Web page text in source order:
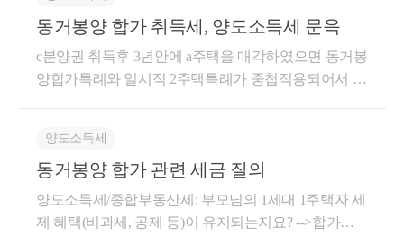
이외의 자녀들로부터 생활비 지원을 받았으며, 쟁점외
주택(1층)을 임대하여 세입자들로부터 지급받는 월세
및 청구인 어머니의 청소업 등 일용직 종사를 통한 일
정한 수입 등이 발생하여 이러한 수입으로 청구인과
것으로 보이는 점, 청구인과 청구인 부모는 따로 구분
장에 신빙성이 있어 보이는 점, 주민등록등‧초본 상
청구인과 청구인 부모의 세대합가일로부터 10년 이내
인 2018.8.10. 쟁점주택을 양도한 점 등에 비추어 처분
고 있지 않다는 점을 든다면 각각의 세대로 주장해볼
수 있을 것 같습니다. 조심2014서3507 , 2014.10.07 의
예규를 보면 동거봉양으로 한 집안에 살다가 아버지
어머니가 요양원에 입원했으므로 생계를 같이 하는 것
1.4.부터 2013.7.17.까지 622일간, 청구인의 모는 2012.4.
12.부터 2013.9.3.까지 510일간 계속적으로 요양병원에
입원해서 치료를 받고 있는 사실에 비추어일시적인 퇴
거상태라고 보기 어렵고,부모의 병원비 등을 청구인
(막내)의 형제들이 공동으로 부담하는 것으로 보아 청
동거봉양 합가 취득세, 양도소득세 문윽
c분양권 취득후 3년안에 a주택을 매각하였으면 동거봉
양합가특례와 일시적 2주택특례가 중첩적용되어서 a
먼저 분양권 하나를 양도하고 난후에 나머지 분양권과
주택이 있는 상태에서 그 분양권 취득일로부터 3년안
에 동거봉양합가일로부터 10년안에 a주택을 매각하는
경우에는 a주택이 비과세가 가능합니다. 위와 달리 부
양도소득세
동거봉양 합가 관련 세금 질의
양도소득세/종합부동산세: 부모님의 1세대 1주택자 세
제 혜택(비과세, 공제 등)이 유지되는지요? -->합가시